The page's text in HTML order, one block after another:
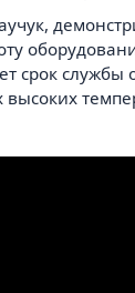
срок службы
высоких